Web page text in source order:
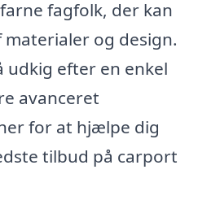
fagfolk, der kan
og design.
udkig efter en enkel
avanceret
for at hjælpe dig
tilbud på carport